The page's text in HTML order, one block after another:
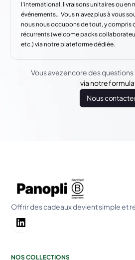
l'international, livraisons unitaires ou en
événements… Vous n'avez plus à vous
nous nous occupons de tout, y compris
récurrents (welcome packs
etc.) via notre plateforme dédiée.
Vous avez encore des
via notre
Nous
Offrir des cadeaux devient simple et
NOS COLLECTIONS